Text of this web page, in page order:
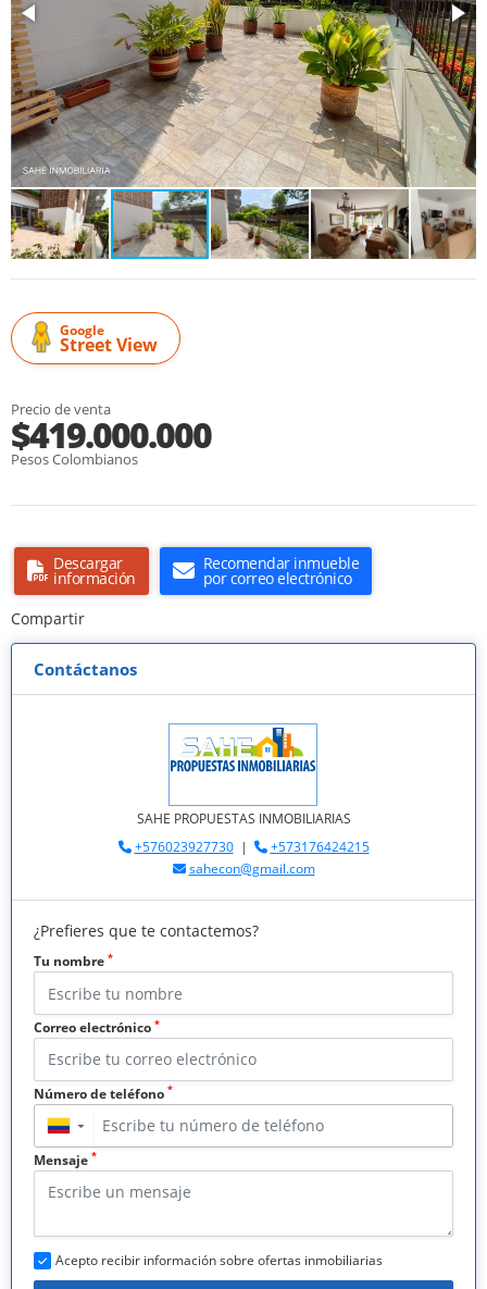
Google
Street View
Precio de venta
$419.000.000
Pesos Colombianos
Descargar
información
Recomendar inmueble
por correo electrónico
Compartir
Contáctanos
SAHE PROPUESTAS INMOBILIARIAS
+576023927730|
+573176424215
sahecon@gmail.com
¿Prefieres que te contactemos?
Tu nombre *
Correo electrónico *
Número de teléfono *
▼
Mensaje *
Acepto recibir información sobre ofertas inmobiliarias